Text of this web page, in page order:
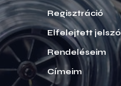
Regisztráció
Elfelejtett jelszó
Rendeléseim
Címeim